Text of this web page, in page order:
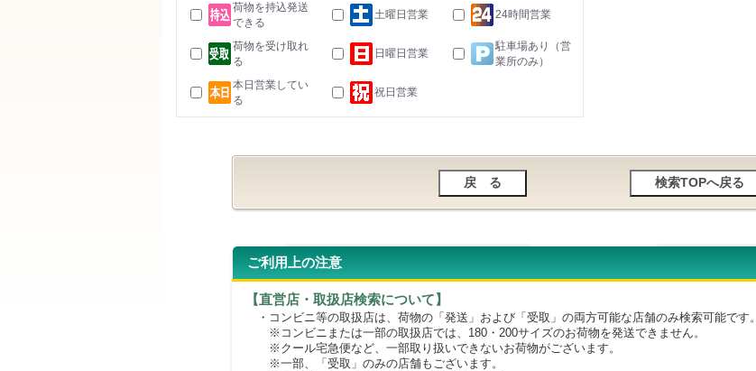
荷物を持込発送
できる
土曜日営業 24時間営業
荷物を受け取れ
る
日曜日営業
駐車場あり（営
業所のみ）
本日営業してい
る
祝日営業
ご利用上の注意
【直営店・取扱店検索について】
・コンビニ等の取扱店は、荷物の「発送」および「受取」の両方可能な店舗のみ検索可能です。
※コンビニまたは一部の取扱店では、180・200サイズのお荷物を発送できません。
※クール宅急便など、一部取り扱いできないお荷物がございます。
※一部、「受取」のみの店舗もございます。